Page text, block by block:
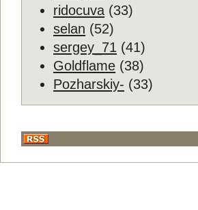
ridocuva (33)
selan (52)
sergey_71 (41)
Goldflame (38)
Pozharskiy- (33)